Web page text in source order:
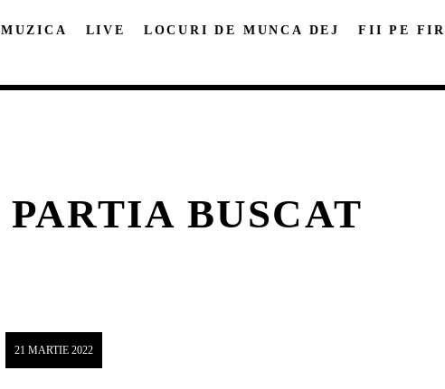
MUZICA LIVE LOCURI DE MUNCA DEJ FII PE FIR
CAUTA IN SITE:
DISTRIBUIE PAGINA PE:
PARTIA BUSCAT
21 MARTIE 2022